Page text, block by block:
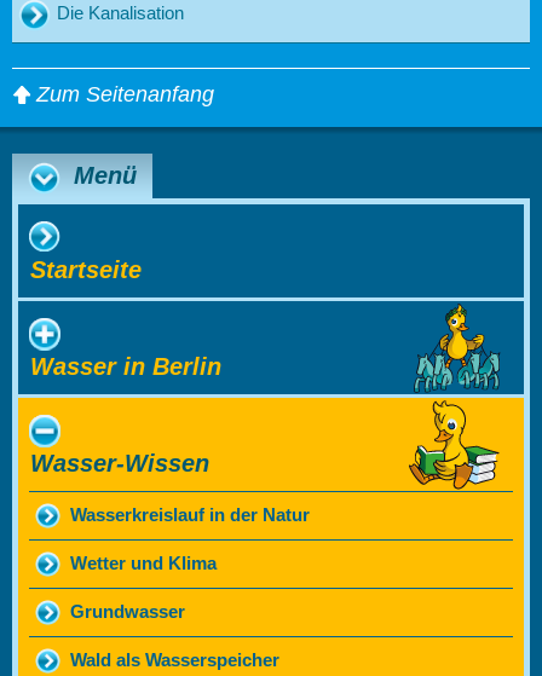
Die Kanalisation
Zum Seitenanfang
Menü
Startseite
Wasser in Berlin
Wasser-Wissen
Wasserkreislauf in der Natur
Wetter und Klima
Grundwasser
Wald als Wasserspeicher